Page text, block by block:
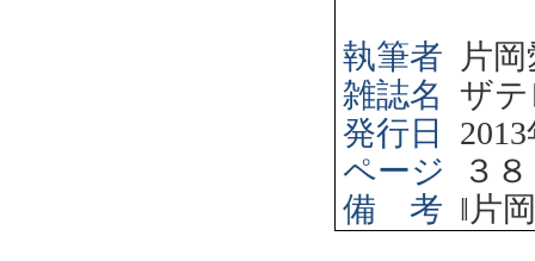
執筆者
片
雑誌名 ザ
発行日
2013
ページ
３８
備 考 ‖ 片